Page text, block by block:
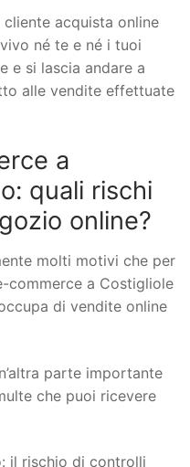
acquista online
né te e né i tuoi
e si lascia andare a
alle vendite effettuate
a
quali rischi
online?
molti motivi che per
commerce a Costigliole
di vendite online
parte importante
che puoi ricevere
il rischio di controlli